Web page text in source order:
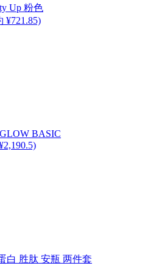
Up 粉色
¥721.85)
BASIC
白 胜肽 安瓶 两件套